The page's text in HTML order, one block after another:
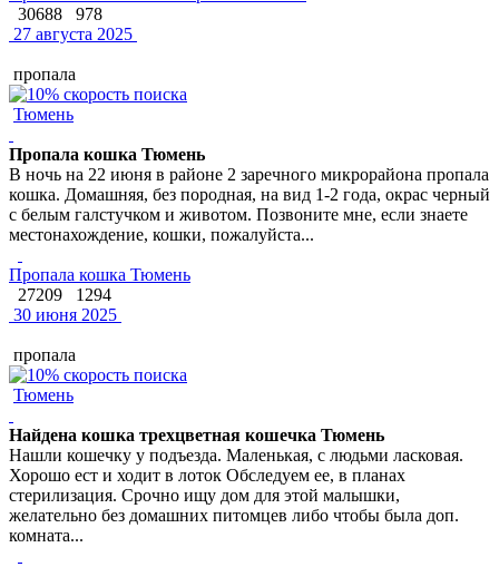
30688
978
27 августа 2025
пропала
Тюмень
Пропала кошка Тюмень
В ночь на 22 июня в районе 2 заречного микрорайона пропала
кошка. Домашняя, без породная, на вид 1-2 года, окрас черный
с белым галстучком и животом. Позвоните мне, если знаете
местонахождение, кошки, пожалуйста...
Пропала кошка Тюмень
27209
1294
30 июня 2025
пропала
Тюмень
Найдена кошка трехцветная кошечка Тюмень
Нашли кошечку у подъезда. Маленькая, с людьми ласковая.
Хорошо ест и ходит в лоток Обследуем ее, в планах
стерилизация. Срочно ищу дом для этой малышки,
желательно без домашних питомцев либо чтобы была доп.
комната...